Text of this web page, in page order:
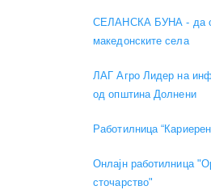
СЕЛАНСКА БУНА - да
македонските села
ЛАГ Агро Лидер на
од општина Долнени
Работилница “Кариерен
Онлајн работилница
сточарство"